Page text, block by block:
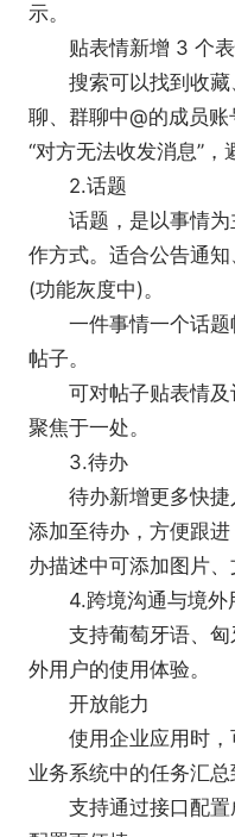
11.公费电话
企业统一付费，员
报销流程。企业可统
取1000分钟免费时长。
12.全局搜索
可使用全局搜索查
容;支持添加各类筛选
【企业微信软件
文档：继承了腾讯文
验，还可以邀请同事
同编辑查阅。
会议：延续了腾讯
体验，并集成屏幕共享
录制及纪要等功能。
邮件：提供了更正
可以方便地收发同事
群聊，智能分类邮件。
日程：提供了高效
力，还可以邀请同事
程。
微盘：灵活的权限
与同事、微信客户、
又方便。
【企业微信使用场
示。
贴表情新增 3 个表
搜索可以找到收藏
聊、群聊中@的成员
“对方无法收发消息”，
2.话题
话题，是以事情为
作方式。适合公告通
(功能灰度中)。
一件事情一个话题
帖子。
可对帖子贴表情及
聚焦于一处。
3.待办
待办新增更多快捷
添加至待办，方便跟
办描述中可添加图片、
4.跨境沟通与境外
支持葡萄牙语、匈
外用户的使用体验。
开放能力
使用企业应用时，
业务系统中的任务汇总
支持通过接口配置